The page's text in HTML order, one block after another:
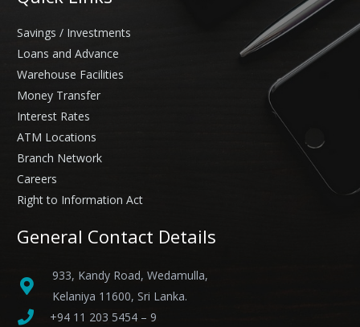
Savings / Investments
Loans and Advance
Warehouse Facilities
Money Transfer
Interest Rates
ATM Locations
Branch Network
Careers
Right to Information Act
General Contact Details
933, Kandy Road, Wedamulla,
Kelaniya 11600, Sri Lanka.
+94 11 203 5454 – 9